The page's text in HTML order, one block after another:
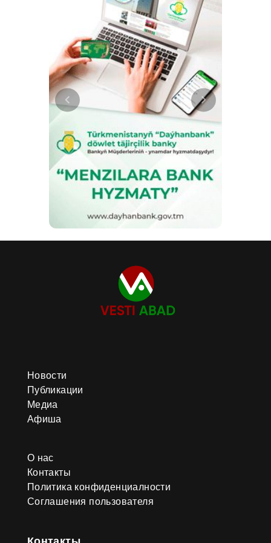
пожелал Ш.Мирзиёеву крепкого
здоровья, благополучия, новых
успехов в государственной и
политической деятельности, а
народу Узбекистана мира и
процветания.
Новости
Публикации
Медиа
Афиша
О нас
Контакты
Политика конфиденциалности
Соглашения пользователя